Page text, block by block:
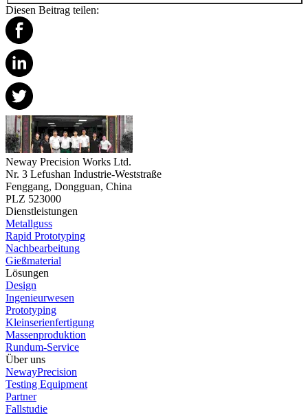
Diesen Beitrag teilen:
Neway Precision Works Ltd.
Nr. 3 Lefushan Industrie-Weststraße
Fenggang, Dongguan, China
PLZ 523000
Dienstleistungen
Metallguss
Rapid Prototyping
Nachbearbeitung
Gießmaterial
Lösungen
Design
Ingenieurwesen
Prototyping
Kleinserienfertigung
Massenproduktion
Rundum-Service
Über uns
NewayPrecision
Testing Equipment
Partner
Fallstudie